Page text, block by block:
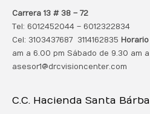
Carrera 13 # 38 – 72
Tel: 6012452044 – 6012322834
Cel: 3103437687 3114162835 Horario
am a 6.00 pm Sábado de 9.30 am a
asesor1@drcvisioncenter.com
C.C. Hacienda Santa